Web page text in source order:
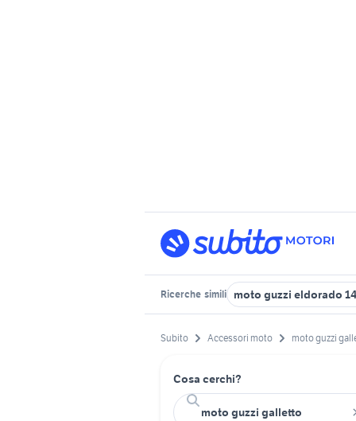
Ricerche simili moto guzzi eldorado
Subito Accessori moto moto guzzi
Cosa cerchi?